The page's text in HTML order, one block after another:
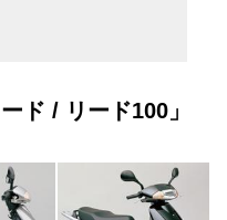
ド / リード100」